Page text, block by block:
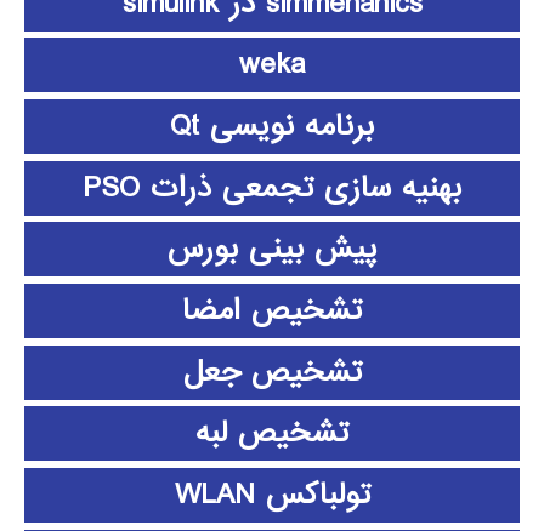
weka
برنامه نویسی Qt
بهنیه سازی تجمعی ذرات PSO
پیش بینی بورس
تشخیص امضا
تشخیص جعل
تشخیص لبه
تولباکس WLAN